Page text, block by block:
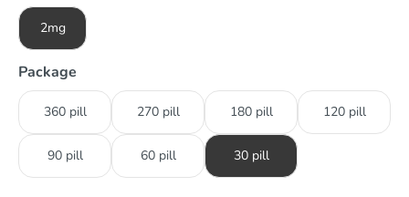
2mg
Package
360 pill 270 pill 180 pill 120 pill
90 pill 60 pill 30 pill